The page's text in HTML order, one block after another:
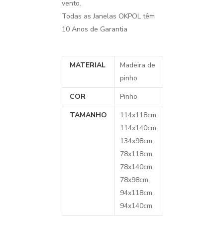
vento.
Todas as Janelas OKPOL têm
10 Anos de Garantia
MATERIAL
Madeira de
pinho
COR
Pinho
TAMANHO
114x118cm,
114x140cm,
134x98cm,
78x118cm,
78x140cm,
78x98cm,
94x118cm,
94x140cm